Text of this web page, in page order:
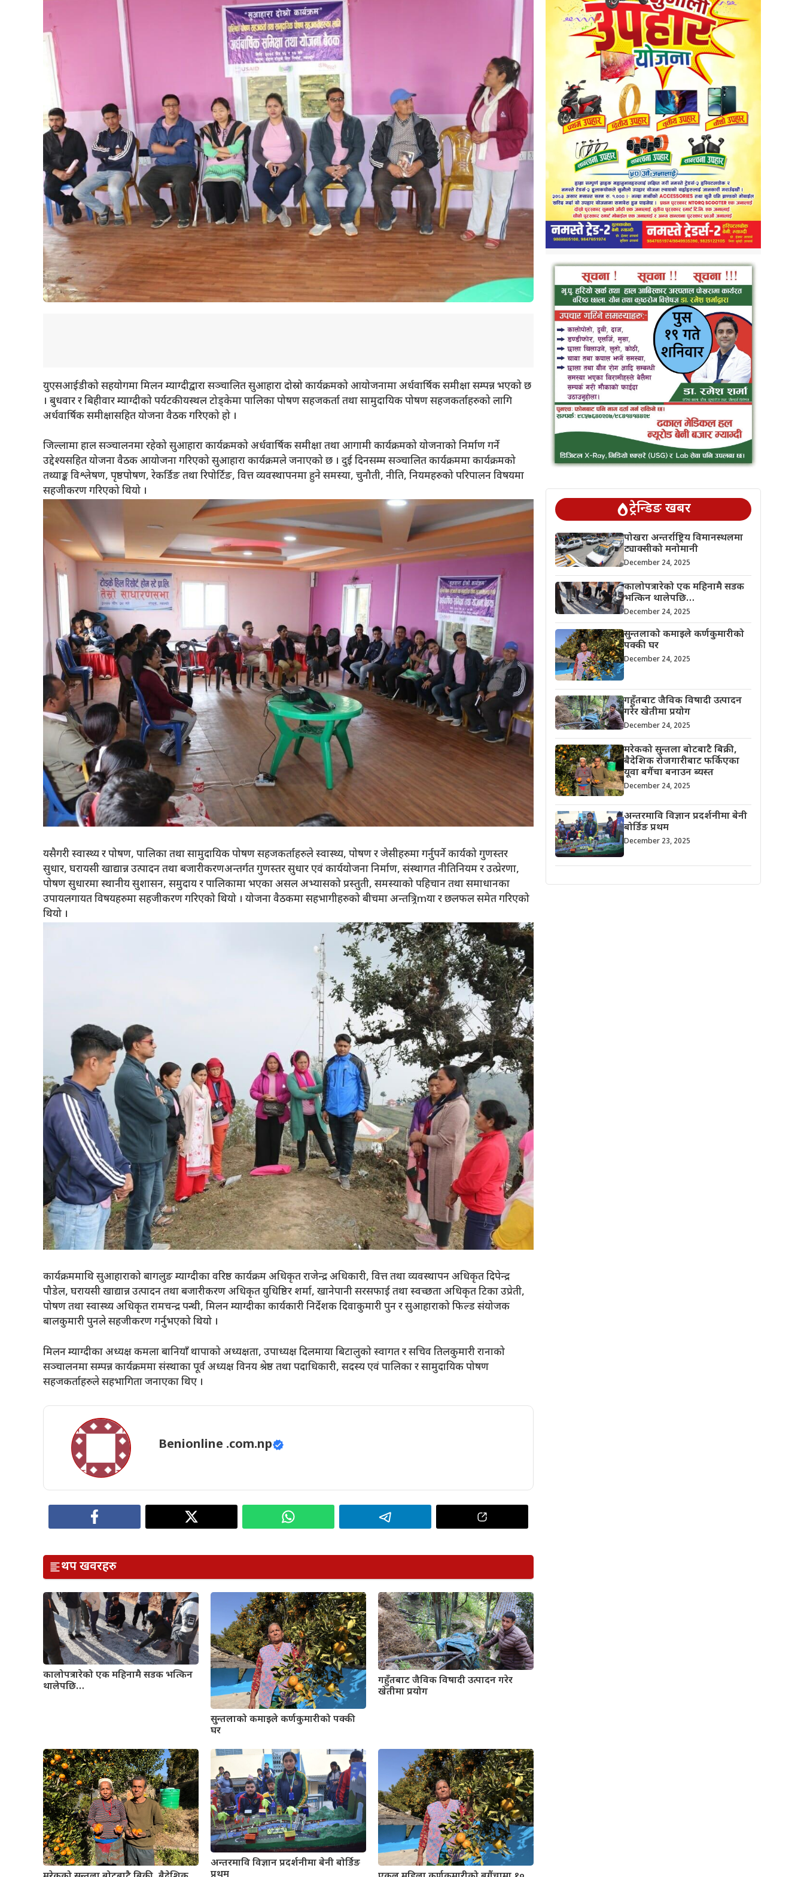
युएसआईडीको सहयोगमा मिलन म्याग्दीद्वारा सञ्चालित सुआहारा दोस्रो कार्यक्रमको आयोजनामा अर्धवार्षिक समीक्षा सम्पन्न भएको छ
। बुधवार र बिहीवार म्याग्दीको पर्यटकीयस्थल टोड्केमा पालिका पोषण सहजकर्ता तथा सामुदायिक पोषण सहजकर्ताहरुको लागि
अर्धवार्षिक समीक्षासहित योजना वैठक गरिएको हो ।
जिल्लामा हाल सञ्चालनमा रहेको सुआहारा कार्यक्रमको अर्धवार्षिक समीक्षा तथा आगामी कार्यक्रमको योजनाको निर्माण गर्ने
उद्देश्यसहित योजना वैठक आयोजना गरिएको सुआहारा कार्यक्रमले जनाएको छ । दुई दिनसम्म सञ्चालित कार्यक्रममा कार्यक्रमको
तथ्याङ्क विश्लेषण, पृष्ठपोषण, रेकर्डिङ तथा रिपोर्टिङ, वित्त व्यवस्थापनमा हुने समस्या, चुनौती, नीति, नियमहरुको परिपालन विषयमा
सहजीकरण गरिएको थियो ।
यसैगरी स्वास्थ्य र पोषण, पालिका तथा सामुदायिक पोषण सहजकर्ताहरुले स्वास्थ्य, पोषण र जेसीहरुमा गर्नुपर्ने कार्यको गुणस्तर
सुधार, घरायसी खाद्यान्न उत्पादन तथा बजारीकरणअन्तर्गत गुणस्तर सुधार एवं कार्ययोजना निर्माण, संस्थागत नीतिनियम र उत्प्रेरणा,
पोषण सुधारमा स्थानीय सुशासन, समुदाय र पालिकामा भएका असल अभ्यासको प्रस्तुती, समस्याको पहिचान तथा समाधानका
उपायलगायत विषयहरुमा सहजीकरण गरिएको थियो । योजना वैठकमा सहभागीहरुको बीचमा अन्तत्र्रिmया र छलफल समेत गरिएको
थियो ।
कार्यक्रममाथि सुआहाराको बागलुङ म्याग्दीका वरिष्ठ कार्यक्रम अधिकृत राजेन्द्र अधिकारी, वित्त तथा व्यवस्थापन अधिकृत दिपेन्द्र
पौडेल, घरायसी खाद्यान्न उत्पादन तथा बजारीकरण अधिकृत युधिष्ठिर शर्मा, खानेपानी सरसफाई तथा स्वच्छता अधिकृत टिका उप्रेती,
पोषण तथा स्वास्थ्य अधिकृत रामचन्द्र पन्थी, मिलन म्याग्दीका कार्यकारी निर्देशक दिवाकुमारी पुन र सुआहाराको फिल्ड संयोजक
बालकुमारी पुनले सहजीकरण गर्नुभएको थियो ।
मिलन म्याग्दीका अध्यक्ष कमला बानियाँ थापाको अध्यक्षता, उपाध्यक्ष दिलमाया बिटालुको स्वागत र सचिव तिलकुमारी रानाको
सञ्चालनमा सम्पन्न कार्यक्रममा संस्थाका पूर्व अध्यक्ष विनय श्रेष्ठ तथा पदाधिकारी, सदस्य एवं पालिका र सामुदायिक पोषण
सहजकर्ताहरुले सहभागिता जनाएका थिए ।
Benionline .com.np
थप खवरहरु
कालोपत्र गरेको एक महिनामै सडक भत्किन
थालेपछि…
सुन्तलाको कमाइले कर्णकुमारीको पक्की
घर
गहुँतबाट जैविक विषादी उत्पादन गरेर
खेतीमा प्रयोग
अन्तरमावि विज्ञान प्रदर्शनीमा बेनी बोर्डिङ
ट्रेन्डिङ खबर
पोखरा अन्तर्राष्ट्रिय विमानस्थलमा
ट्याक्सीको मनोमानी
December 24, 2025
कालोपत्र गरेको एक महिनामै सडक
भत्किन थालेपछि…
December 24, 2025
सुन्तलाको कमाइले कर्णकुमारीको
पक्की घर
December 24, 2025
गहुँतबाट जैविक विषादी उत्पादन
गरेर खेतीमा प्रयोग
December 24, 2025
मरेकको सुन्तला बोटबाटै बिक्री,
बैदेशिक रोजगारीबाट फर्किएका
यूवा बगैंचा बनाउन ब्यस्त
December 24, 2025
अन्तरमावि विज्ञान प्रदर्शनीमा बेनी
बोर्डिङ प्रथम
December 23, 2025